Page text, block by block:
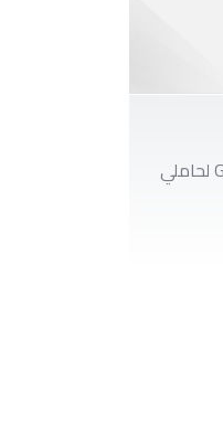
المحفظة الرقمية الخاصة بـ Google Pay لحاملي